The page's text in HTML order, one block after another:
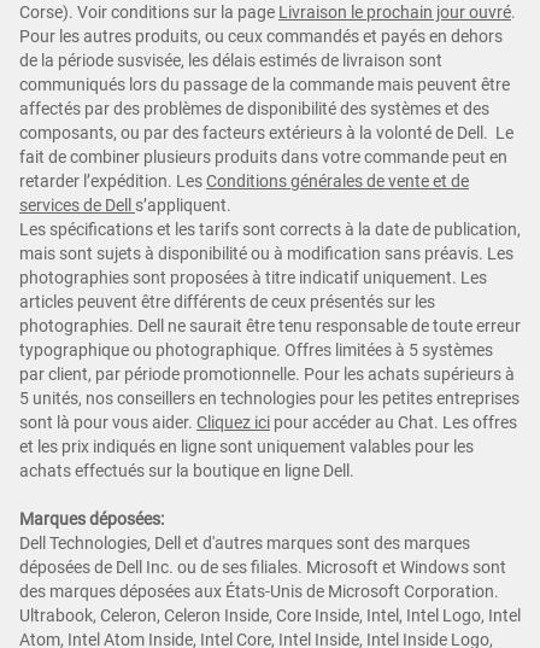
Corse). Voir conditions sur la page Livraison le prochain jour ouvré.
Pour les autres produits, ou ceux commandés et payés en dehors
de la période susvisée, les délais estimés de livraison sont
communiqués lors du passage de la commande mais peuvent être
affectés par des problèmes de disponibilité des systèmes et des
composants, ou par des facteurs extérieurs à la volonté de Dell. Le
fait de combiner plusieurs produits dans votre commande peut en
retarder l’expédition. LesConditions générales de vente et de
services de Dell s’appliquent.
Les spécifications et les tarifs sont corrects à la date de publication,
mais sont sujets à disponibilité ou à modification sans préavis. Les
photographies sont proposées à titre indicatif uniquement. Les
articles peuvent être différents de ceux présentés sur les
photographies. Dell ne saurait être tenu responsable de toute erreur
typographique ou photographique. Offres limitées à 5 systèmes
par client, par période promotionnelle. Pour les achats supérieurs à
5 unités, nos conseillers en technologies pour les petites entreprises
sont là pour vous aider. Cliquez ici pour accéder au Chat. Les offres
et les prix indiqués en ligne sont uniquement valables pour les
achats effectués sur la boutique en ligne Dell.
Marques déposées:
Dell Technologies, Dell et d'autres marques sont des marques
déposées de Dell Inc. ou de ses filiales. Microsoft et Windows sont
des marques déposées aux États-Unis de Microsoft Corporation.
Ultrabook, Celeron, Celeron Inside, Core Inside, Intel, Intel Logo, Intel
Atom, Intel Atom Inside, Intel Core, Intel Inside, Intel Inside Logo,